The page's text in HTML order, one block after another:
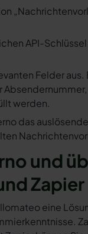
API-
Felder
werden.
das
und
Zapier
eine